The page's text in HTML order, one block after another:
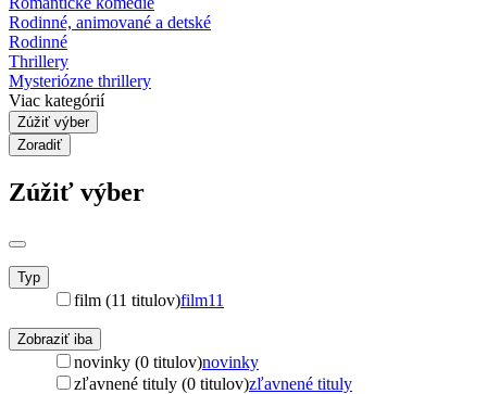
Rodinné, animované a detské
Rodinné
Thrillery
Mysteriózne thrillery
Viac kategórií
Zúžiť výber
Zoradiť
Zúžiť výber
Typ
film (11 titulov)film11
Zobraziť iba
novinky (0 titulov)novinky
zľavnené tituly (0 titulov)zľavnené tituly